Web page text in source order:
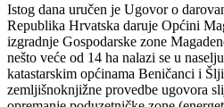
Istog dana uručen je Ugovor o
Republika Hrvatska daruje Općini
izgradnje Gospodarske zone
nešto veće od 14 ha nalazi se u
katastarskim općinama Beničanci i
zemljišnoknjižne provedbe ugovora